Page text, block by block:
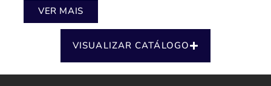
VER MAIS
VISUALIZAR CATÁLOGO